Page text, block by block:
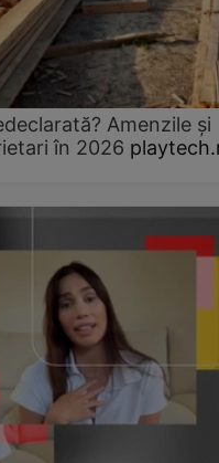
Amenzile și
în 2026